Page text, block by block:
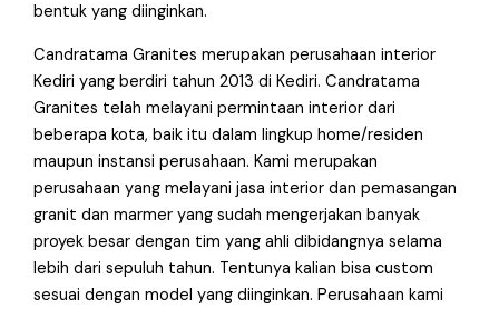
bentuk yang diinginkan.
Candratama Granites merupakan perusahaan interior
Kediri yang berdiri tahun 2013 di Kediri. Candratama
Granites telah melayani permintaan interior dari
beberapa kota, baik itu dalam lingkup home/residen
maupun instansi perusahaan. Kami merupakan
perusahaan yang melayani jasa interior dan pemasangan
granit dan marmer yang sudah mengerjakan banyak
proyek besar dengan tim yang ahli dibidangnya selama
lebih dari sepuluh tahun. Tentunya kalian bisa custom
sesuai dengan model yang diinginkan. Perusahaan kami